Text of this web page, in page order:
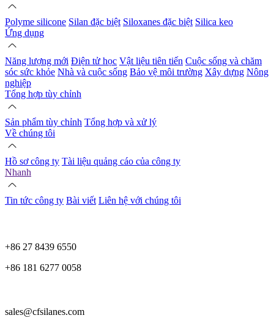
Polyme silicone Silan đặc biệt Siloxanes đặc biệt Silica keo
Ứng dụng
Năng lượng mới Điện tử học Vật liệu tiên tiến Cuộc sống và chăm
sóc sức khỏe Nhà và cuộc sống Bảo vệ môi trường Xây dựng Nông
nghiệp
Tổng hợp tùy chỉnh
Sản phẩm tùy chỉnh Tổng hợp và xử lý
Về chúng tôi
Hồ sơ công ty Tài liệu quảng cáo của công ty
Nhanh
Tin tức công ty Bài viết Liên hệ với chúng tôi
+86 27 8439 6550
+86 181 6277 0058
sales@cfsilanes.com